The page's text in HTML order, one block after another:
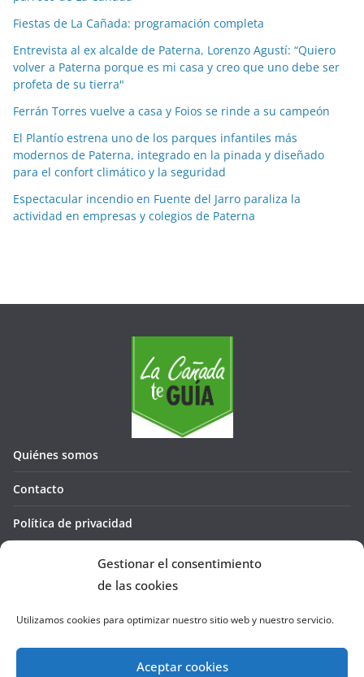
Gestionar el consentimiento
de las cookies
Utilizamos cookies para optimizar nuestro sitio web y nuestro servicio.
Aceptar cookies
o
r
m
e
s
s
Fiestas de La Cañada: programación completa
Entrevista al ex alcalde de Paterna, Lorenzo Agustí: “Quiero
volver a Paterna porque es mi casa y creo que uno debe ser
profeta de su tierra"
Ferrán Torres vuelve a casa y Foios se rinde a su campeón
El Plantío estrena uno de los parques infantiles más
modernos de Paterna, integrado en la pinada y diseñado
para el confort climático y la seguridad
Espectacular incendio en Fuente del Jarro paraliza la
actividad en empresas y colegios de Paterna
Quiénes somos
Contacto
Política de privacidad
Política de cookies (UE)